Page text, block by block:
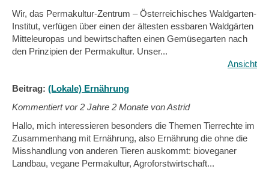
Wir, das Permakultur-Zentrum – Österreichisches Waldgarten-
Institut, verfügen über einen der ältesten essbaren Waldgärten
Mitteleuropas und bewirtschaften einen Gemüsegarten nach
den Prinzipien der Permakultur. Unser...
Ansicht
Beitrag: (Lokale) Ernährung
Kommentiert vor2 Jahre 2 Monate von Astrid
Hallo, mich interessieren besonders die Themen Tierrechte im
Zusammenhang mit Ernährung, also Ernährung die ohne die
Misshandlung von anderen Tieren auskommt: bioveganer
Landbau, vegane Permakultur, Agroforstwirtschaft...